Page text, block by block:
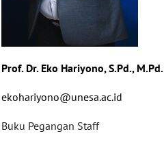
Prof. Dr. Eko Hariyono, S.Pd., M.Pd.
ekohariyono@unesa.ac.id
Buku Pegangan Staff